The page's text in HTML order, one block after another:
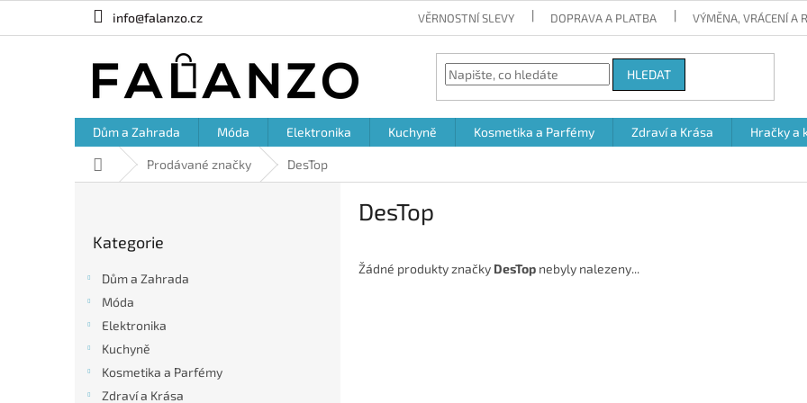
info@falanzo.cz VĚRNOSTNÍ SLEVY DOPRAVA A PLATBA VÝMĚNA, VRÁCENÍ A
HLEDAT
Dům a Zahrada Móda Elektronika Kuchyně Kosmetika a Parfémy Zdraví a Krása Hračky a
Domů Prodávané značky DesTop
kategorie
Kategorie
Dům a Zahrada
Móda
Elektronika
Kuchyně
Kosmetika a Parfémy
Zdraví a Krása
DesTop
Žádné produkty značky DesTop nebyly nalezeny...